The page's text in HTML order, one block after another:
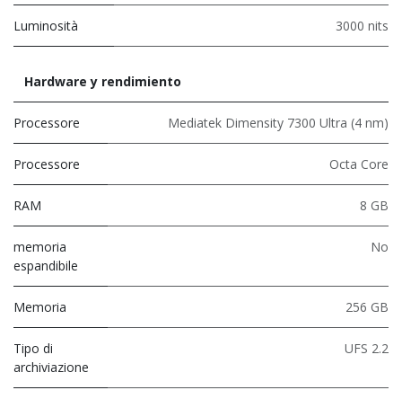
Luminosità 3000 nits
Hardware y rendimiento
Processore Mediatek Dimensity 7300 Ultra (4 nm)
Processore Octa Core
RAM 8 GB
memoria
espandibile
No
Memoria 256 GB
Tipo di
archiviazione
UFS 2.2